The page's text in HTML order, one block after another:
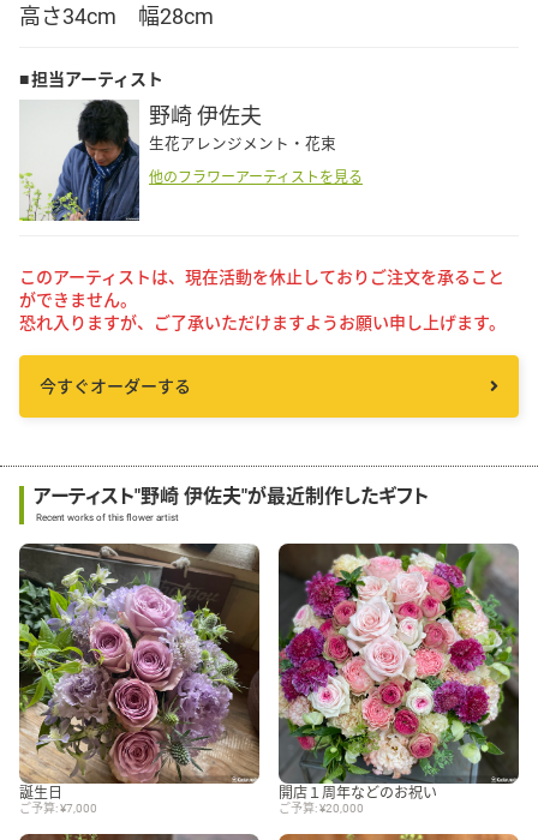
高さ34cm 幅28cm
担当アーティスト
野崎 伊佐夫
生花アレンジメント・花束
他のフラワーアーティストを見る
このアーティストは、現在活動を休止しておりご注文を承ること
ができません。
恐れ入りますが、ご了承いただけますようお願い申し上げます。
今すぐオーダーする
アーティスト"野崎 伊佐夫"が最近制作したギフト
Recent works of this flower artist
誕生日
ご予算: ¥7,000
開店１周年などのお祝い
ご予算: ¥20,000